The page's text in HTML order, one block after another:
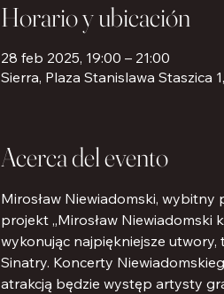
Horario y ubicación
28 feb 2025, 19:00 – 21:00
Sierra, Plaza Stanislawa Staszica
Acerca del evento
Mirosław Niewiadomski, wybitny
projekt „Mirosław Niewiadomski
wykonując najpiękniejsze utwory,
Sinatry. Koncerty
atrakcją będzie występ artysty